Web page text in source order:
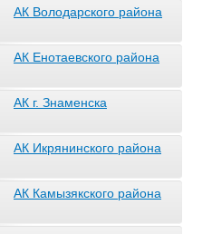
АК Володарского района
АК Енотаевского района
АК г. Знаменска
АК Икрянинского района
АК Камызякского района